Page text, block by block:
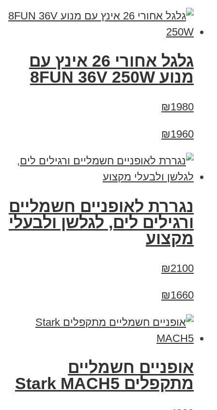
גלגל אחורי 26 אינץ עם
מנוע 8FUN 36V 250W
₪1980
₪1960
נגררת לאופניים חשמליים
ורגילים לים, לגלשן ולבעלי
מקצוע
₪2100
₪1660
‏אופניים חשמליים
‏מתקפלים Stark MACH5